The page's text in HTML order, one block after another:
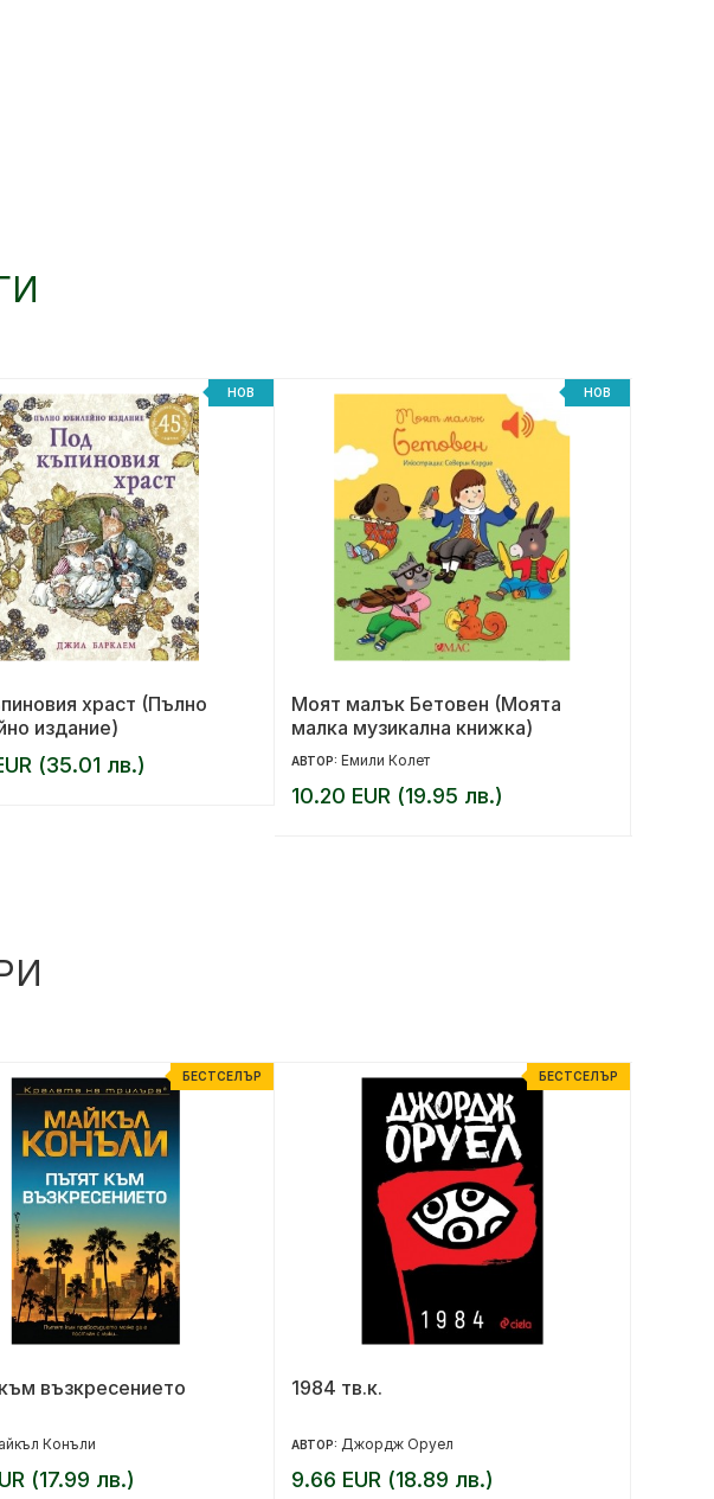
НОВ
храст (Пълно
издание)
(35.01 лв.)
НОВ
Моят малък Бетовен (Моята
малка музикална книжка)
АВТОР: Емили Колет
10.20 EUR (19.95 лв.)
БЕСТСЕЛЪР
възкресението
Конъли
(17.99 лв.)
БЕСТСЕЛЪР
1984 тв.к.
АВТОР: Джордж Оруел
9.66 EUR (18.89 лв.)